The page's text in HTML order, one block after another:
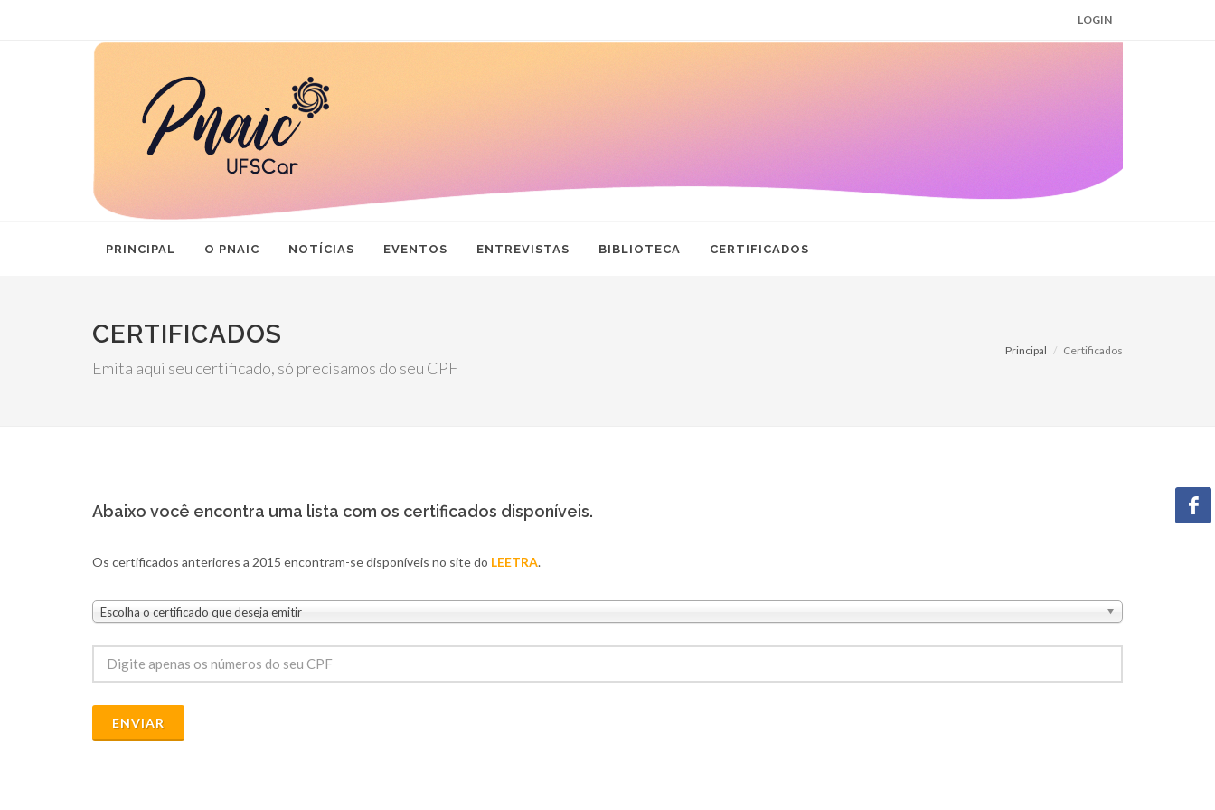
LOGIN
PRINCIPAL O PNAIC NOTÍCIAS EVENTOS ENTREVISTAS BIBLIOTECA CERTIFICADOS
CERTIFICADOS
Emita aqui seu certificado, só precisamos do seu CPF
Principal Certificados
Abaixo você encontra uma lista com os certificados disponíveis.
Os certificados anteriores a 2015 encontram-se disponíveis no site do LEETRA.
Escolha o certificado que deseja emitir
ENVIAR